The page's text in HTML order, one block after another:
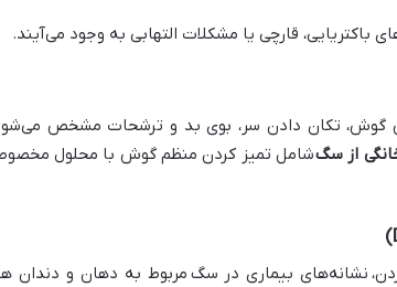
باکتریایی، قارچی یا مشکلات التهابی به وجود می‌آیند.
تکان دادن سر، بوی بد و ترشحات مشخص
از سگشامل تمیز کردن منظم گوش با محلول
نشانه‌های بیماری در سگ مربوط به دهان و دندان